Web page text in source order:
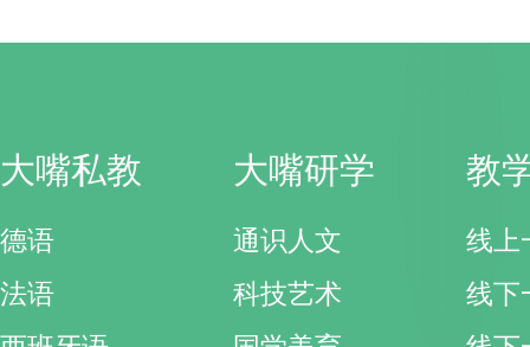
大嘴私教
德语
法语
大嘴研学
通识人文
科技艺术
教
线上
线下